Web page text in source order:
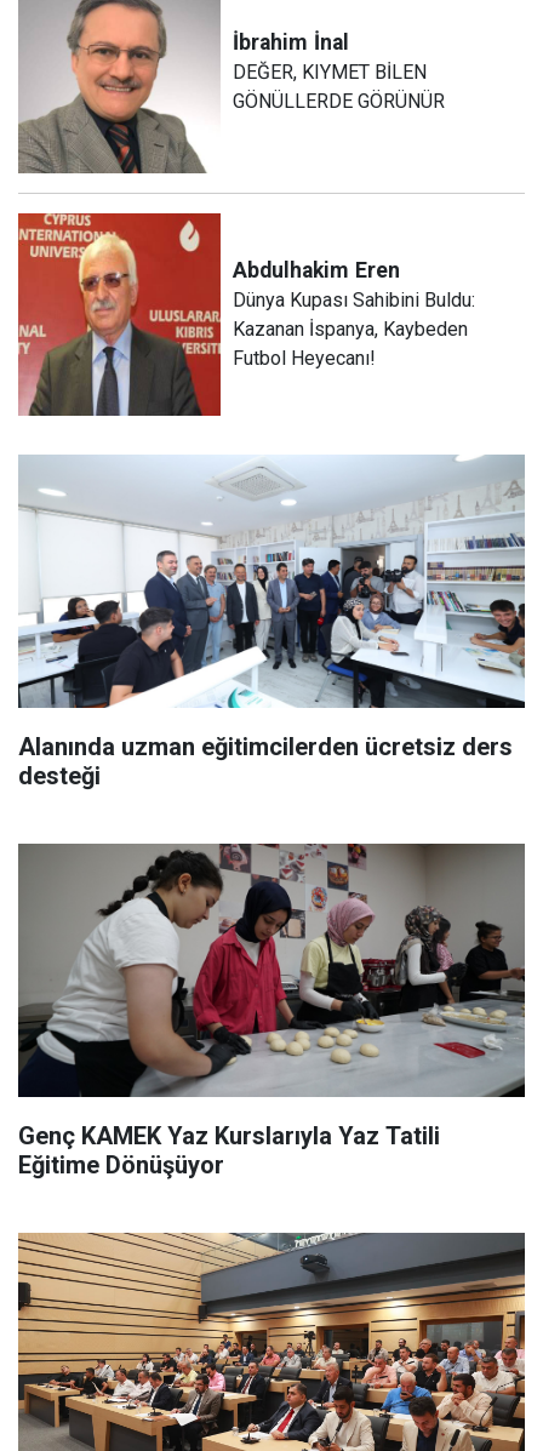
İbrahim İnal
DEĞER, KIYMET BİLEN
GÖNÜLLERDE GÖRÜNÜR
Abdulhakim Eren
Dünya Kupası Sahibini Buldu:
Kazanan İspanya, Kaybeden
Futbol Heyecanı!
Alanında uzman eğitimcilerden ücretsiz ders
desteği
Genç KAMEK Yaz Kurslarıyla Yaz Tatili
Eğitime Dönüşüyor